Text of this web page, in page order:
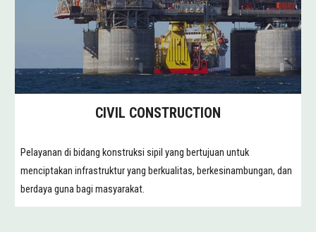
CIVIL CONSTRUCTION
Pelayanan di bidang konstruksi sipil yang bertujuan untuk
menciptakan infrastruktur yang berkualitas, berkesinambungan, dan
berdaya guna bagi masyarakat.